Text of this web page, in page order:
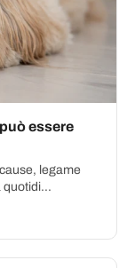
essere
legame
quotidi...